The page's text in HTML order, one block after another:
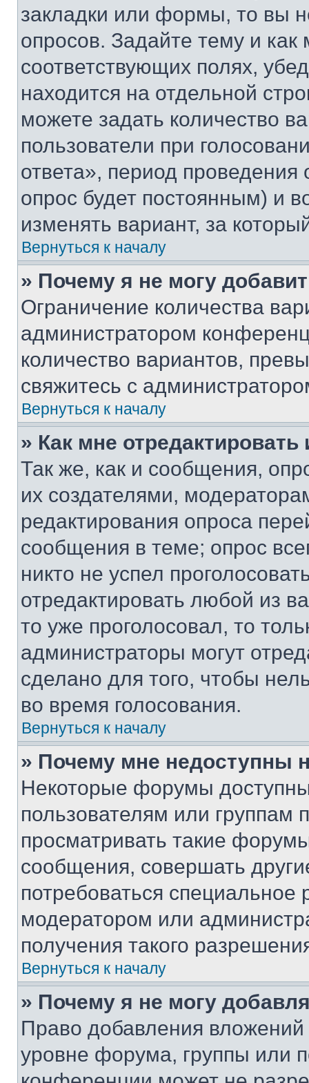
закладки или формы, то вы
опросов. Задайте тему и
соответствующих полях,
находится на отдельной
можете задать количество
пользователи при
ответа», период проведения
опрос будет постоянным) и
изменять вариант, за
Вернуться к началу
» Почему я не могу
Ограничение количества
администратором
количество вариантов,
свяжитесь с
Вернуться к началу
» Как мне
Так же, как и сообщения,
их создателями,
редактирования опроса
сообщения в теме; опрос
никто не успел
отредактировать любой из
то уже проголосовал, то
администраторы могут
сделано для того, чтобы
во время голосования.
Вернуться к началу
» Почему мне недоступны
Некоторые форумы
пользователям или группам
просматривать такие
сообщения, совершать
потребоваться
модератором или
получения такого
Вернуться к началу
» Почему я не могу
Право добавления
уровне форума, группы или